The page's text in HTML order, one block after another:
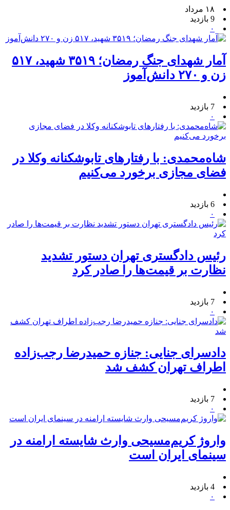
۱۸ مرداد
9 بازدید
۰
آمار شهدای جنگ رمضان؛ ۳۵۱۹ شهید، ۵۱۷
زن و ۲۷۰ دانش‌آموز
7 بازدید
۰
شاه‌محمدی: با رفتارهای تابوشکنانه وکلا در
فضای مجازی برخورد می‌کنیم
6 بازدید
۰
رئیس دادگستری تهران دستور تشدید
نظارت بر قیمت‌ها را صادر کرد
7 بازدید
۰
دادسرای جنایی: جنازه حمیدرضا رجب‌زاده
اطراف تهران کشف شد
7 بازدید
۰
واروژ کریم‌مسیحی وارث شایسته ارامنه در
سینمای ایران است
4 بازدید
۰